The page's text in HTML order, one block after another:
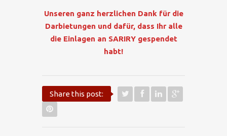
Unseren ganz herzlichen Dank für die
Darbietungen und dafür, dass Ihr alle
die Einlagen an SARIRY gespendet
habt!
Share this post: